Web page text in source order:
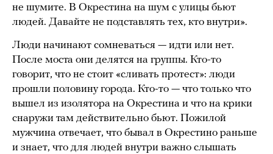
не шумите. В Окрестина на шум с улицы бьют
людей. Давайте не подставлять тех, кто внутри».
Люди начинают сомневаться — идти или нет.
После моста они делятся на группы. Кто-то
говорит, что не стоит «сливать протест»: люди
прошли половину города. Кто-то — что только что
вышел из изолятора на Окрестина и что на крики
снаружи там действительно бьют. Пожилой
мужчина отвечает, что бывал в Окрестино раньше
и знает, что для людей внутри важно слышать